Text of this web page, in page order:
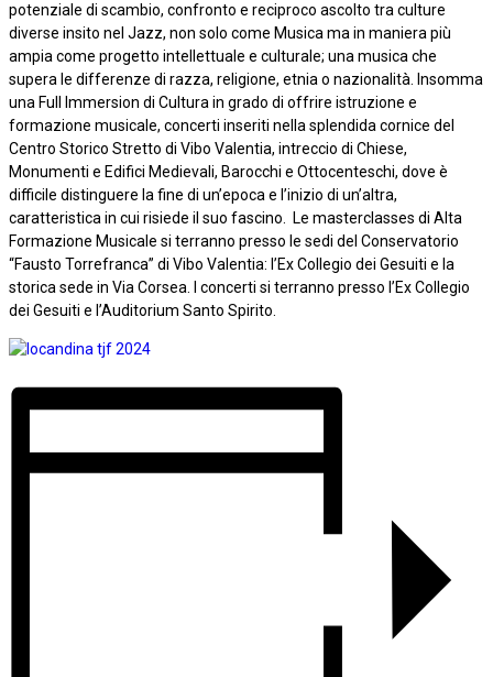
potenziale di scambio, confronto e reciproco ascolto tra culture
diverse insito nel Jazz, non solo come Musica ma in maniera più
ampia come progetto intellettuale e culturale; una musica che
supera le differenze di razza, religione, etnia o nazionalità. Insomma
una Full Immersion di Cultura in grado di offrire istruzione e
formazione musicale, concerti inseriti nella splendida cornice del
Centro Storico Stretto di Vibo Valentia, intreccio di Chiese,
Monumenti e Edifici Medievali, Barocchi e Ottocenteschi, dove è
difficile distinguere la fine di un’epoca e l’inizio di un’altra,
caratteristica in cui risiede il suo fascino. Le masterclasses di Alta
Formazione Musicale si terranno presso le sedi del Conservatorio
“Fausto Torrefranca” di Vibo Valentia: l’Ex Collegio dei Gesuiti e la
storica sede in Via Corsea. I concerti si terranno presso l’Ex Collegio
dei Gesuiti e l’Auditorium Santo Spirito.